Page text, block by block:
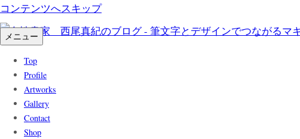
コンテンツへスキップ
メニュー
Top
Profile
Artworks
Gallery
Contact
Shop